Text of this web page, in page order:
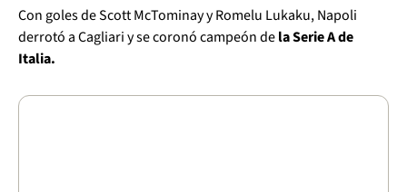
Con goles de Scott McTominay y Romelu Lukaku, Napoli
derrotó a Cagliari y se coronó campeón dela Serie A de
Italia.